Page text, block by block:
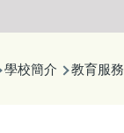
學校簡介 教育服務